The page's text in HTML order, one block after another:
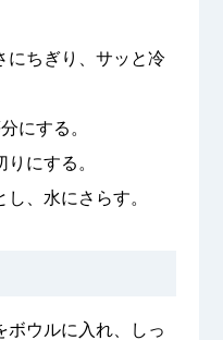
にちぎり、サッと冷
にする。
にする。
、水にさらす。
ボウルに入れ、しっ